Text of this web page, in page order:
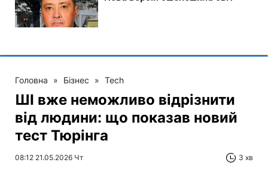
Головна » Бізнес » Tech
ШІ вже неможливо відрізнити
від людини: що показав новий
тест Тюрінга
08:12 21.05.2026 Чт 3 хв